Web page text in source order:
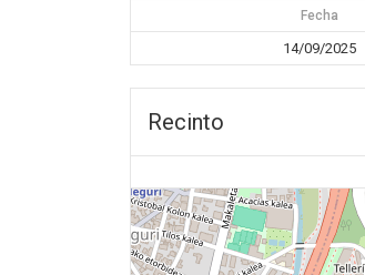
Fecha
14/09/2025
Recinto